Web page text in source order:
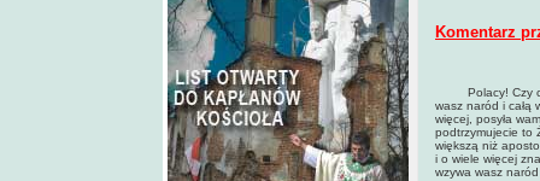
Komentarz
Polacy! Czy coś
wasz naród i całą
więcej, posyła
podtrzymujecie to
większą niż
i o wiele więcej
wzywa wasz